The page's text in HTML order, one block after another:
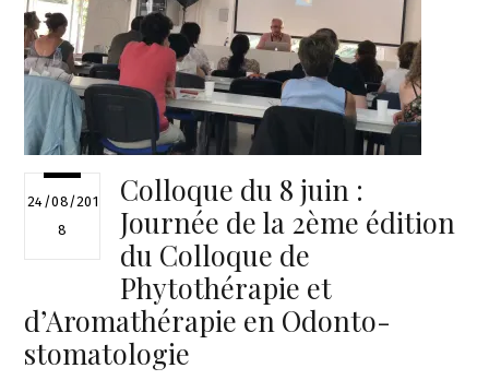
24/08/201
8
Colloque du 8 juin :
Journée de la 2ème édition
du Colloque de
Phytothérapie et
d’Aromathérapie en Odonto-
stomatologie